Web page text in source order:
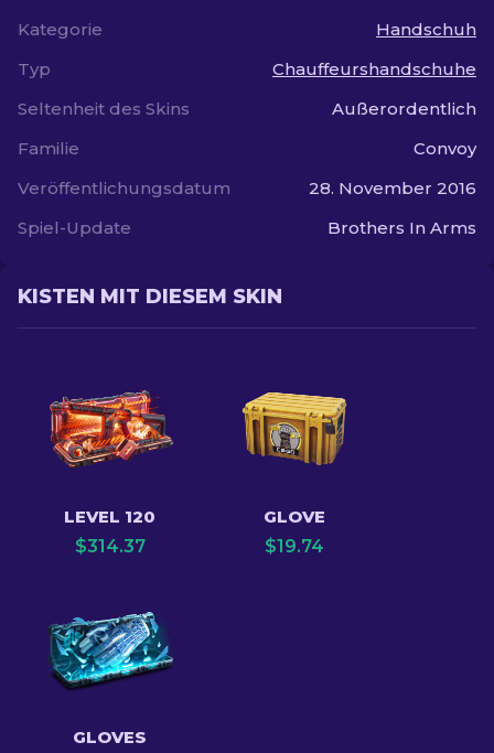
Kategorie
Handschuh
Typ
Chauffeurshandschuhe
Seltenheit des Skins
Außerordentlich
Familie
Convoy
Veröffentlichungsdatum
28. November 2016
Spiel-Update
Brothers In Arms
KISTEN MIT DIESEM SKIN
LEVEL 120
$314.37
GLOVE
$19.74
GLOVES